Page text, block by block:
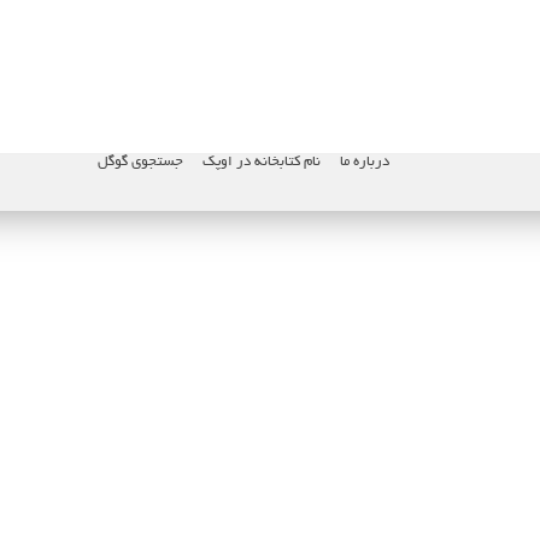
درباره ما نام کتابخانه در اوپک جستجوی گوگل